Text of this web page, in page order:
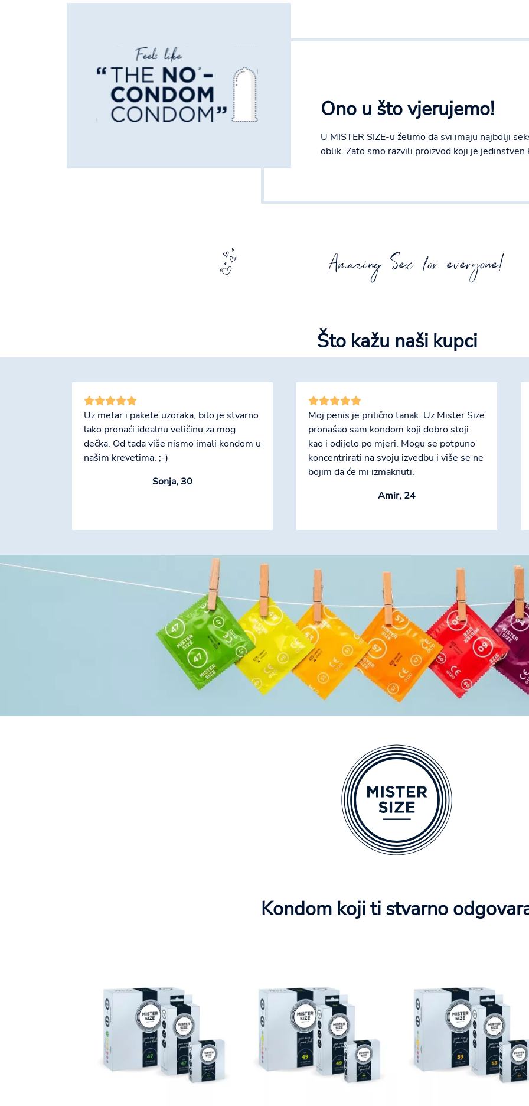
Ono u što vjerujemo!
U MISTER SIZE-u želimo da svi imaju najbolji
oblik. Zato smo razvili proizvod koji je
Amazing Sex for everyone!
Što kažu naši kupci
Uz metar i pakete uzoraka, bilo je stvarno
lako pronaći idealnu veličinu za mog
dečka. Od tada više nismo imali kondom u
našim krevetima. ;-)
Sonja, 30
Moj penis je prilično tanak. Uz Mister Size
pronašao sam kondom koji dobro stoji
kao i odijelo po mjeri. Mogu se potpuno
koncentrirati na svoju izvedbu i više se ne
bojim da će mi izmaknuti.
Amir, 24
Kondom koji ti stvarno